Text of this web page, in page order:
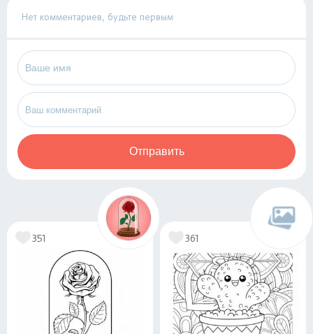
Нет комментариев, будьте первым
Отправить
351 361